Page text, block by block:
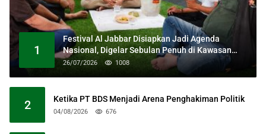
1
Festival Al Jabbar Disiapkan Jadi Agenda
Nasional, Digelar Sebulan Penuh di Kawasan
Masjid Raya Al Jabbar
26/07/2026 1008
2 Ketika PT BDS Menjadi Arena Penghakiman Politik
04/08/2026 676